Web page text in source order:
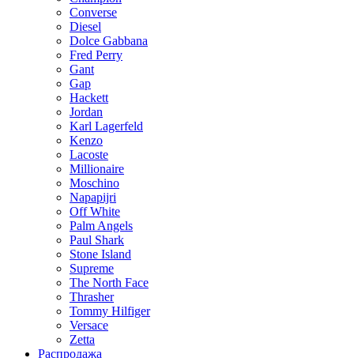
Converse
Diesel
Dolce Gabbana
Fred Perry
Gant
Gap
Hackett
Jordan
Karl Lagerfeld
Kenzo
Lacoste
Millionaire
Moschino
Napapijri
Off White
Palm Angels
Paul Shark
Stone Island
Supreme
The North Face
Thrasher
Tommy Hilfiger
Versace
Zetta
Распродажа